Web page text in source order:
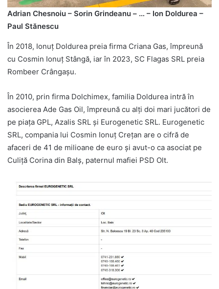
Adrian Chesnoiu – Sorin Grindeanu – … – Ion Doldurea –
Paul Stănescu
În 2018, Ionuț Doldurea preia firma Criana Gas, împreună
cu Cosmin Ionuț Stângă, iar în 2023, SC Flagas SRL preia
Rombeer Crângașu.
În 2010, prin firma Dolchimex, familia Doldurea intră în
asocierea Ade Gas Oil, împreună cu alți doi mari jucători de
pe piața GPL, Azalis SRL și Eurogenetic SRL. Eurogenetic
SRL, compania lui Cosmin Ionuț Crețan are o cifră de
afaceri de 41 de milioane de euro și avut-o ca asociat pe
Culiță Corina din Balș, paternul mafiei PSD Olt.